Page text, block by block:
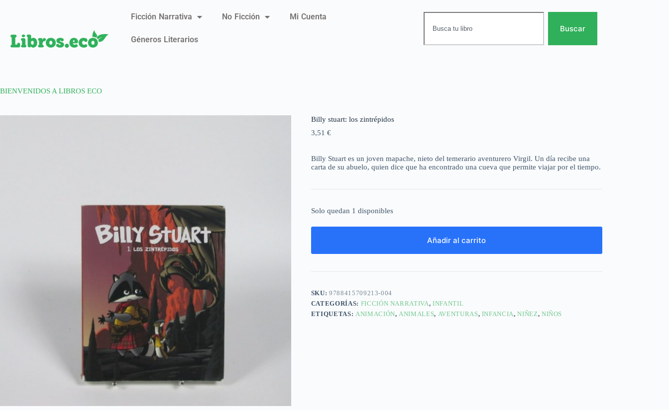
Ficción Narrativa No Ficción Mi Cuenta
Géneros Literarios
Buscar
BIENVENIDOS A LIBROS ECO
Billy stuart: los zintrépidos
3,51 €
Billy Stuart es un joven mapache, nieto del temerario aventurero Virgil. Un día recibe una
carta de su abuelo, quien dice que ha encontrado una cueva que permite viajar por el tiempo.
Solo quedan 1 disponibles
Añadir al carrito
SKU:9788415709213-004
CATEGORÍAS: FICCIÓN NARRATIVA, INFANTIL
ETIQUETAS: ANIMACIÓN, ANIMALES, AVENTURAS, INFANCIA,NIÑEZ, NIÑOS